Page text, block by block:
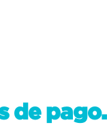
de pago.